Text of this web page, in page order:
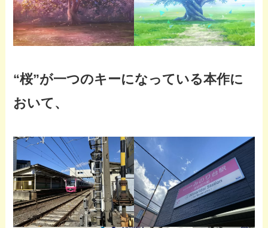
“桜”が一つのキーになっている本作に
おいて、